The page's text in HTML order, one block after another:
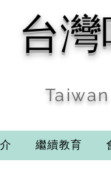
台
繼續教育